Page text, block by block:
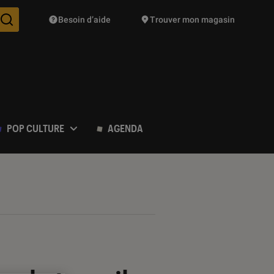
Des suggestions de produits vont vous être proposées
Besoin d’aide Trouver mon magasin
POP CULTURE AGENDA